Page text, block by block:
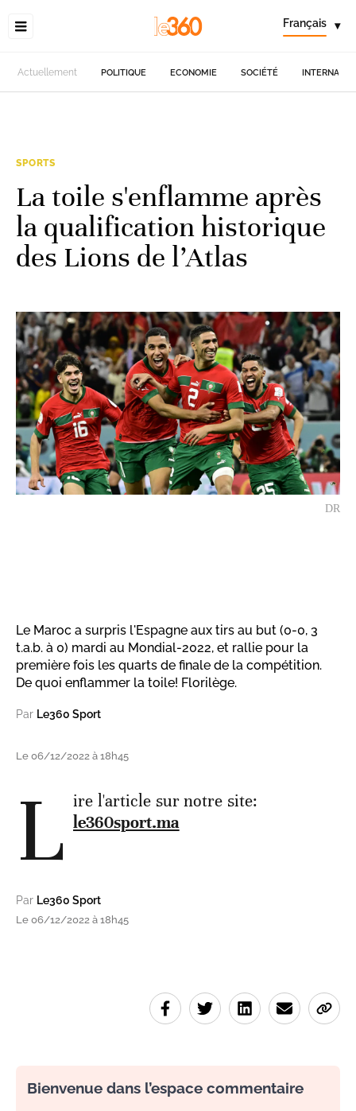
Français ▾
Actuellement POLITIQUE ECONOMIE SOCIÉTÉ
SPORTS
La toile s'enflamme après
la qualification historique
des Lions de l’Atlas
DR
Le Maroc a surpris l'Espagne aux tirs au but (0-0, 3
t.a.b. à 0) mardi au Mondial-2022, et rallie pour la
première fois les quarts de finale de la compétition.
De quoi enflammer la toile! Florilège.
Par Le360 Sport
Le 06/12/2022 à 18h45
L ire l'article sur notre site:
le360sport.ma
Par Le360 Sport
Le 06/12/2022 à 18h45
Bienvenue dans l’espace commentaire